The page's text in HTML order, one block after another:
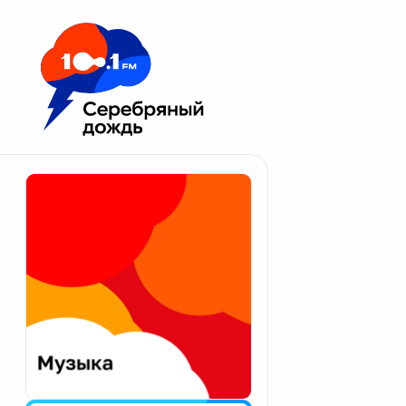
Москва 100.1 FM
Апатиты
Екатеринбург
Калининград
Калуга